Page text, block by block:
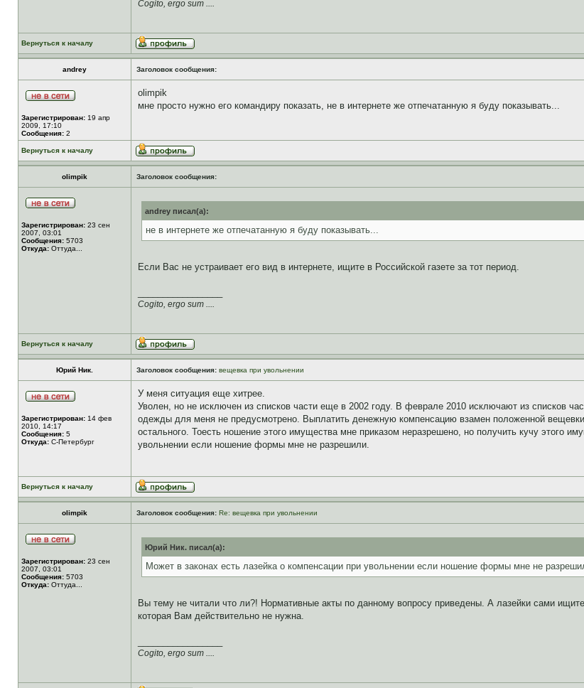
Cogito, ergo sum ....
Вернуться к началу
andrey Заголовок сообщения:
Зарегистрирован: 19 апр
2009, 17:10
Сообщения: 2
olimpik
мне просто нужно его командиру показать, не в интернете же отпечатанную я буду показывать...
Вернуться к началу
olimpik Заголовок сообщения:
Зарегистрирован: 23 сен
2007, 03:01
Сообщения: 5703
Откуда: Оттуда...
andrey писал(а):
не в интернете же отпечатанную я буду показывать...
Если Вас не устраивает его вид в интернете, ищите в Российской газете за тот период.
Cogito, ergo sum ....
Вернуться к началу
Юрий Ник. Заголовок сообщения: вещевка при увольнении
Зарегистрирован: 14 фев
2010, 14:17
Сообщения: 5
Откуда: С-Петербург
У меня ситуация еще хитрее.
Уволен, но не исключен из списков части еще в 2002 году. В феврале 2010 исключают из списков
одежды для меня не предусмотрено. Выплатить денежную компенсацию взамен положенной
остального. Тоесть ношение этого имущества мне приказом неразрешено, но получить кучу этого
увольнении если ношение формы мне не разрешили.
Вернуться к началу
olimpik Заголовок сообщения: Re: вещевка при увольнении
Зарегистрирован: 23 сен
2007, 03:01
Сообщения: 5703
Откуда: Оттуда...
Юрий Ник. писал(а):
Может в законах есть лазейка о компенсации при увольнении если ношение формы мне не
Вы тему не читали что ли?! Нормативные акты по данному вопросу приведены. А лазейки сами
которая Вам действительно не нужна.
Cogito, ergo sum ....